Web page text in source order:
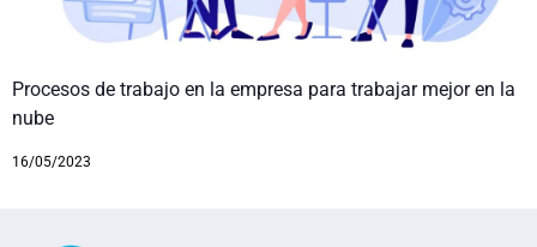
Procesos de trabajo en la empresa para trabajar mejor en la
nube
16/05/2023